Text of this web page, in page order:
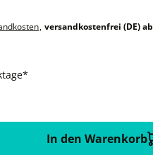
, versandkostenfrei (DE)
In den Warenkorb